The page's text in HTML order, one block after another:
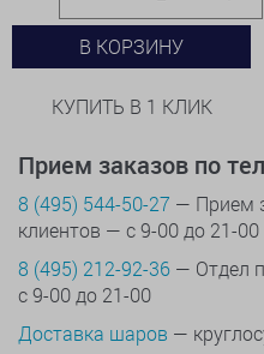
В КОРЗИНУ
КУПИТЬ В 1 КЛИК
Прием заказов по
8 (495) 544-50-27 — Прием
клиентов — с 9-00 до 21-00
8 (495) 212-92-36 — Отдел
с 9-00 до 21-00
Доставка шаров —